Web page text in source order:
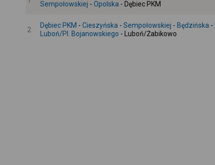
Sempołowskiej - Opolska - Dębiec PKM
2
Dębiec PKM - Cieszyńska - Sempołowskiej - Będzińska -
Luboń/Pl. Bojanowskiego - Luboń/Żabikowo